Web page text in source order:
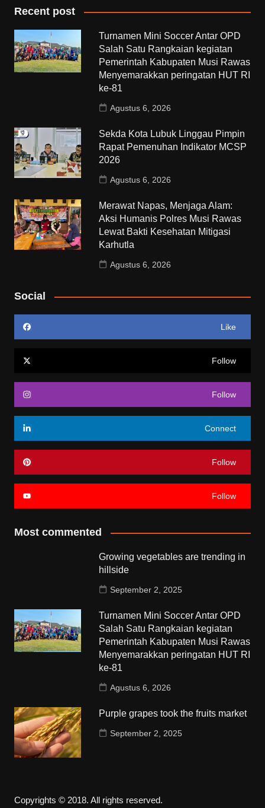
Recent post
Turnamen Mini Soccer Antar OPD
Salah Satu Rangkaian kegiatan
Pemerintah Kabupaten Musi Rawas
Menyemarakkan peringatan HUT RI
ke-81
Agustus 6, 2026
Sekda Kota Lubuk Linggau Pimpin
Rapat Pemenuhan Indikator MCSP
2026
Agustus 6, 2026
Merawat Napas, Menjaga Alam:
Aksi Humanis Polres Musi Rawas
Lewat Bakti Kesehatan Mitigasi
Karhutla
Agustus 6, 2026
Social
Like
Follow
Follow
Connect
Follow
Follow
Most commented
Growing vegetables are trending in
hillside
September 2, 2025
Turnamen Mini Soccer Antar OPD
Salah Satu Rangkaian kegiatan
Pemerintah Kabupaten Musi Rawas
Menyemarakkan peringatan HUT RI
ke-81
Agustus 6, 2026
Purple grapes took the fruits market
September 2, 2025
Copyrights © 2018. All rights reserved.